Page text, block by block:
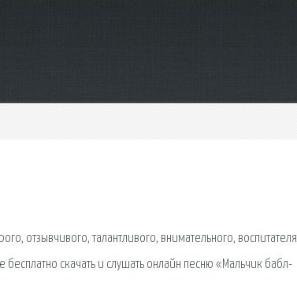
отзывчивого, талантливого, внимательного, воспитателя
скачать и слушать онлайн песню «Мальчик бабл-